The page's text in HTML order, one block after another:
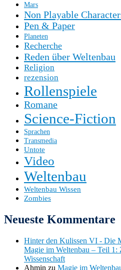
Mars
Non Playable
Pen & Paper
Planeten
Recherche
Reden über Weltenbau
Religion
rezension
Rollenspiele
Romane
Science-Fiction
Sprachen
Transmedia
Untote
Video
Weltenbau
Weltenbau Wissen
Zombies
Neueste Kommentare
Hinter den Kulissen VI - Die
Magie im Weltenbau – Teil
Wissenschaft
Ahmin zu Magie im